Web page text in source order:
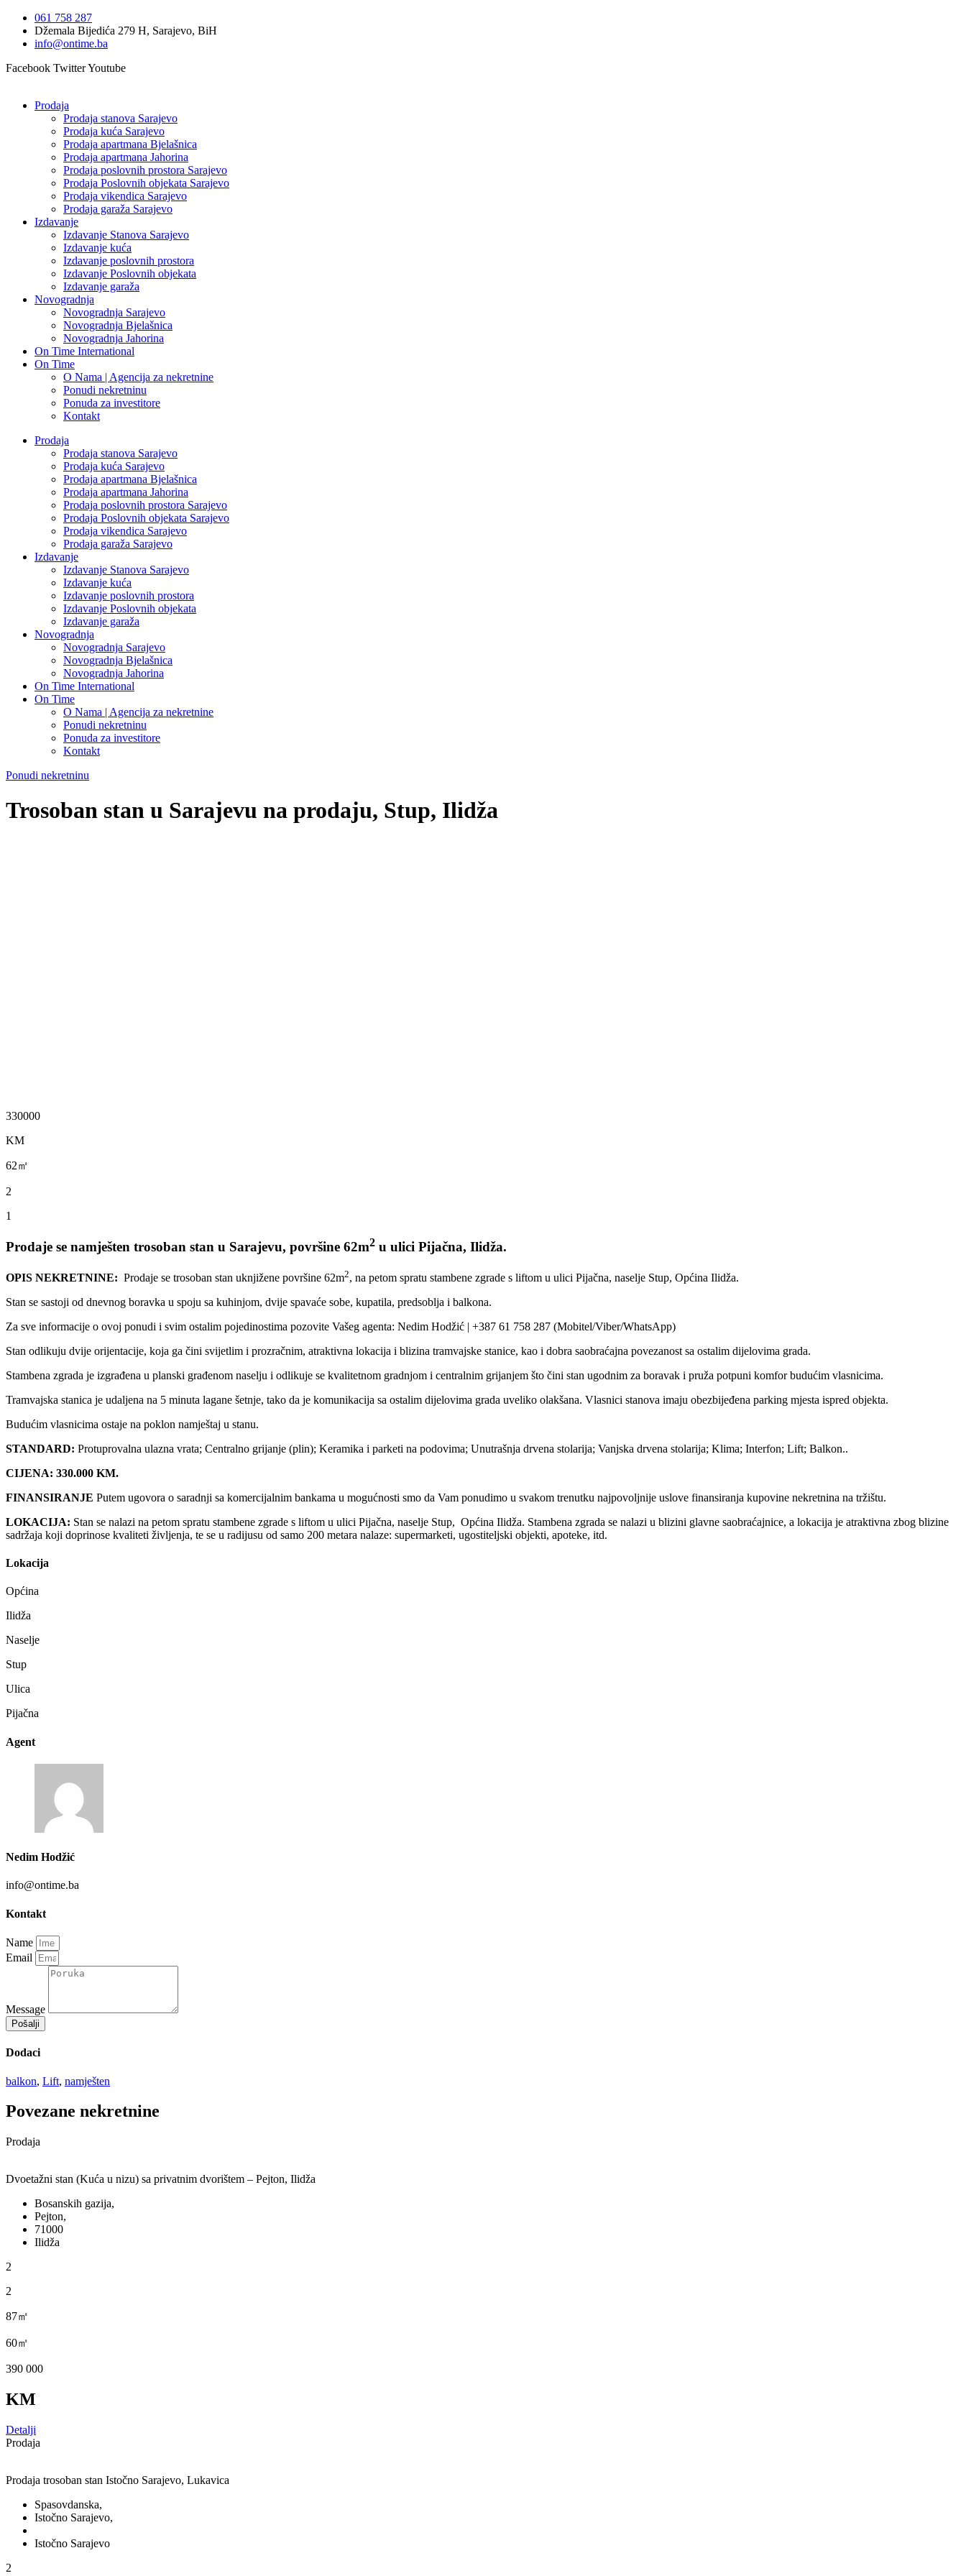
sadržaj
061 758 287
Džemala Bijedića 279 H, Sarajevo, BiH
info@ontime.ba
Facebook TwitterYoutube
Prodaja
Prodaja stanova Sarajevo
Prodaja kuća Sarajevo
Prodaja apartmana Bjelašnica
Prodaja apartmana Jahorina
Prodaja poslovnih prostora Sarajevo
Prodaja Poslovnih objekata Sarajevo
Prodaja vikendica Sarajevo
Prodaja garaža Sarajevo
Izdavanje
Izdavanje Stanova Sarajevo
Izdavanje kuća
Izdavanje poslovnih prostora
Izdavanje Poslovnih objekata
Izdavanje garaža
Novogradnja
Novogradnja Sarajevo
Novogradnja Bjelašnica
Novogradnja Jahorina
On Time International
On Time
O Nama | Agencija za nekretnine
Ponudi nekretninu
Ponuda za investitore
Kontakt
Prodaja
Prodaja stanova Sarajevo
Prodaja kuća Sarajevo
Prodaja apartmana Bjelašnica
Prodaja apartmana Jahorina
Prodaja poslovnih prostora Sarajevo
Prodaja Poslovnih objekata Sarajevo
Prodaja vikendica Sarajevo
Prodaja garaža Sarajevo
Izdavanje
Izdavanje Stanova Sarajevo
Izdavanje kuća
Izdavanje poslovnih prostora
Izdavanje Poslovnih objekata
Izdavanje garaža
Novogradnja
Novogradnja Sarajevo
Novogradnja Bjelašnica
Novogradnja Jahorina
On Time International
On Time
O Nama | Agencija za nekretnine
Ponudi nekretninu
Ponuda za investitore
Kontakt
Ponudi nekretninu
Trosoban stan u Sarajevu na prodaju, Stup, Ilidža
330000
KM
62㎡
2
1
Prodaje se namješten trosoban stan u Sarajevu, površine 62m2 u ulici Pijačna, Ilidža.
OPIS NEKRETNINE: Prodaje se trosoban stan uknjižene površine 62m2, na petom spratu stambene zgrade s liftom u ulici Pijačna, naselje Stup, Općina Ilidža.
Stan se sastoji od dnevnog boravka u spoju sa kuhinjom, dvije spavaće sobe, kupatila, predsoblja i balkona.
Za sve informacije o ovoj ponudi i svim ostalim pojedinostima pozovite Vašeg agenta: Nedim Hodžić | +387 61 758 287 (Mobitel/Viber/WhatsApp)
Stan odlikuju dvije orijentacije, koja ga čini svijetlim i prozračnim, atraktivna lokacija i blizina tramvajske stanice, kao i dobra saobraćajna povezanost sa ostalim dijelovima grada.
Stambena zgrada je izgrađena u planski građenom naselju i odlikuje se kvalitetnom gradnjom i centralnim grijanjem što čini stan ugodnim za boravak i pruža potpuni komfor budućim vlasnicima.
Tramvajska stanica je udaljena na 5 minuta lagane šetnje, tako da je komunikacija sa ostalim dijelovima grada uveliko olakšana. Vlasnici stanova imaju obezbijeđena parking mjesta ispred objekta.
Budućim vlasnicima ostaje na poklon namještaj u stanu.
STANDARD: Protuprovalna ulazna vrata; Centralno grijanje (plin); Keramika i parketi na podovima; Unutrašnja drvena stolarija; Vanjska drvena stolarija; Klima; Interfon; Lift; Balkon..
CIJENA: 330.000 KM.
FINANSIRANJE Putem ugovora o saradnji sa komercijalnim bankama u mogućnosti smo da Vam ponudimo u svakom trenutku najpovoljnije uslove finansiranja kupovine nekretnina na tržištu.
LOKACIJA: Stan se nalazi na petom spratu stambene zgrade s liftom u ulici Pijačna, naselje Stup, Općina Ilidža. Stambena zgrada se nalazi u blizini glavne saobraćajnice, a lokacija je atraktivna zbog blizine
sadržaja koji doprinose kvaliteti življenja, te se u radijusu od samo 200 metara nalaze: supermarketi, ugostiteljski objekti, apoteke, itd.
Lokacija
Općina
Ilidža
Naselje
Stup
Ulica
Pijačna
Agent
Nedim Hodžić
info@ontime.ba
Kontakt
Name
Email
Message
Pošalji
Dodaci
balkon, Lift, namješten
Povezane nekretnine
Prodaja
Dvoetažni stan (Kuća u nizu) sa privatnim dvorištem – Pejton, Ilidža
Bosanskih gazija,
Pejton,
71000
Ilidža
2
2
87㎡
60㎡
390 000
KM
Detalji
Prodaja
Prodaja trosoban stan Istočno Sarajevo, Lukavica
Spasovdanska,
Istočno Sarajevo,
Istočno Sarajevo
2